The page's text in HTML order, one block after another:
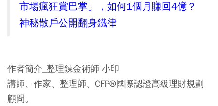
市場瘋狂賞巴掌」，如何1個月賺回4億？
神秘散戶公開翻身鐵律
作者簡介_整理鍊金術師 小印
講師、作家、整理師、CFP®國際認證高級理財規劃
顧問。